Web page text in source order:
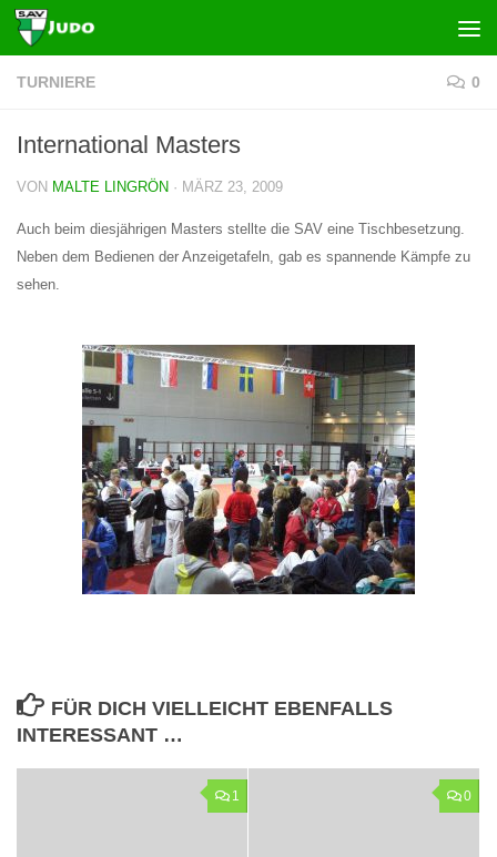
Zum Inhalt springen
TURNIERE 0
International Masters
VON MALTE LINGRÖN · MÄRZ 23, 2009
Auch beim diesjährigen Masters stellte die SAV eine Tischbesetzung.
Neben dem Bedienen der Anzeigetafeln, gab es spannende Kämpfe zu
sehen.
FÜR DICH VIELLEICHT EBENFALLS
INTERESSANT …
1 0